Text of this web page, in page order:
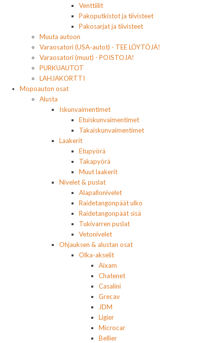
Venttiilit
Pakoputkistot ja tiivisteet
Pakosarjat ja tiivisteet
Muuta autoon
Varaosatori (USA-autot) - TEE LÖYTÖJÄ!
Varaosatori (muut) - POISTOJA!
PURKUAUTOT
LAHJAKORTTI
Mopoauton osat
Alusta
Iskunvaimentimet
Etuiskunvaimentimet
Takaiskunvaimentimet
Laakerit
Etupyörä
Takapyörä
Muut laakerit
Nivelet & puslat
Alapallonivelet
Raidetangonpäät ulko
Raidetangonpäät sisä
Tukivarren puslat
Vetonivelet
Ohjauksen & alustan osat
Olka-akselit
Aixam
Chatenet
Casalini
Grecav
JDM
Ligier
Microcar
Bellier